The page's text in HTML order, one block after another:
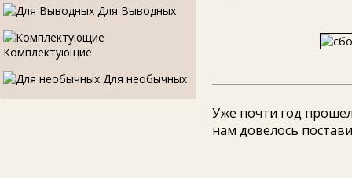
Для Выводных
Комплектующие
Для необычных
Уже почти год
нам довелось